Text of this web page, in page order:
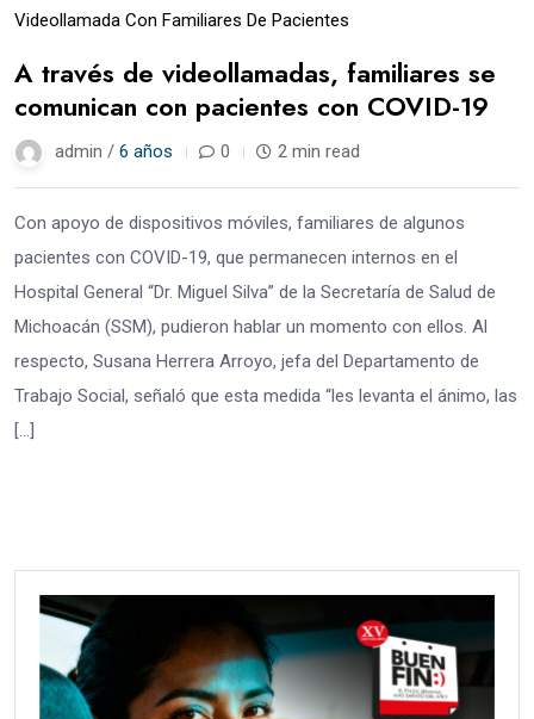
Videollamada Con Familiares De Pacientes
A través de videollamadas, familiares se
comunican con pacientes con COVID-19
admin / 6 años 0 2 min read
Con apoyo de dispositivos móviles, familiares de algunos
pacientes con COVID-19, que permanecen internos en el
Hospital General “Dr. Miguel Silva” de la Secretaría de Salud de
Michoacán (SSM), pudieron hablar un momento con ellos. Al
respecto, Susana Herrera Arroyo, jefa del Departamento de
Trabajo Social, señaló que esta medida “les levanta el ánimo, las
[…]